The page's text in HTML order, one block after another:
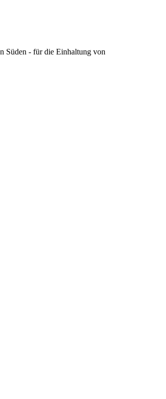
Süden - für die Einhaltung von